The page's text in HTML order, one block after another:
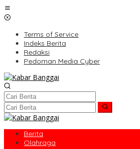
Lewati
ke
Terms of Service
Indeks Berita
Redaksi
Pedoman Media Cyber
Berita
Olahraga